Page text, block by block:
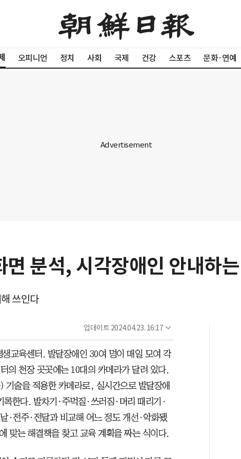
오피니언 정치 사회 국제 건강 스포츠 문화·연예
면 분석, 시각장애인 안내하
쓰인다
업데이트 2024.04.23. 16:17
교육센터. 발달장애인 30여 명이 매일 모여 각
의 천장 곳곳에는 10대의 카메라가 달려 있다.
술을 적용한 카메라로, 실시간으로 발달장애
한다. 발차기·주먹질·쓰러짐·머리 때리기·
·전주·전달과 비교해 어느 정도 개선·악화됐
맞는 해결책을 찾고 교육 계획을 짜는 식이다.